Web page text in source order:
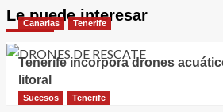
Le puede interesar
Canarias Tenerife
Tenerife incorpora drones
litoral
Sucesos Tenerife